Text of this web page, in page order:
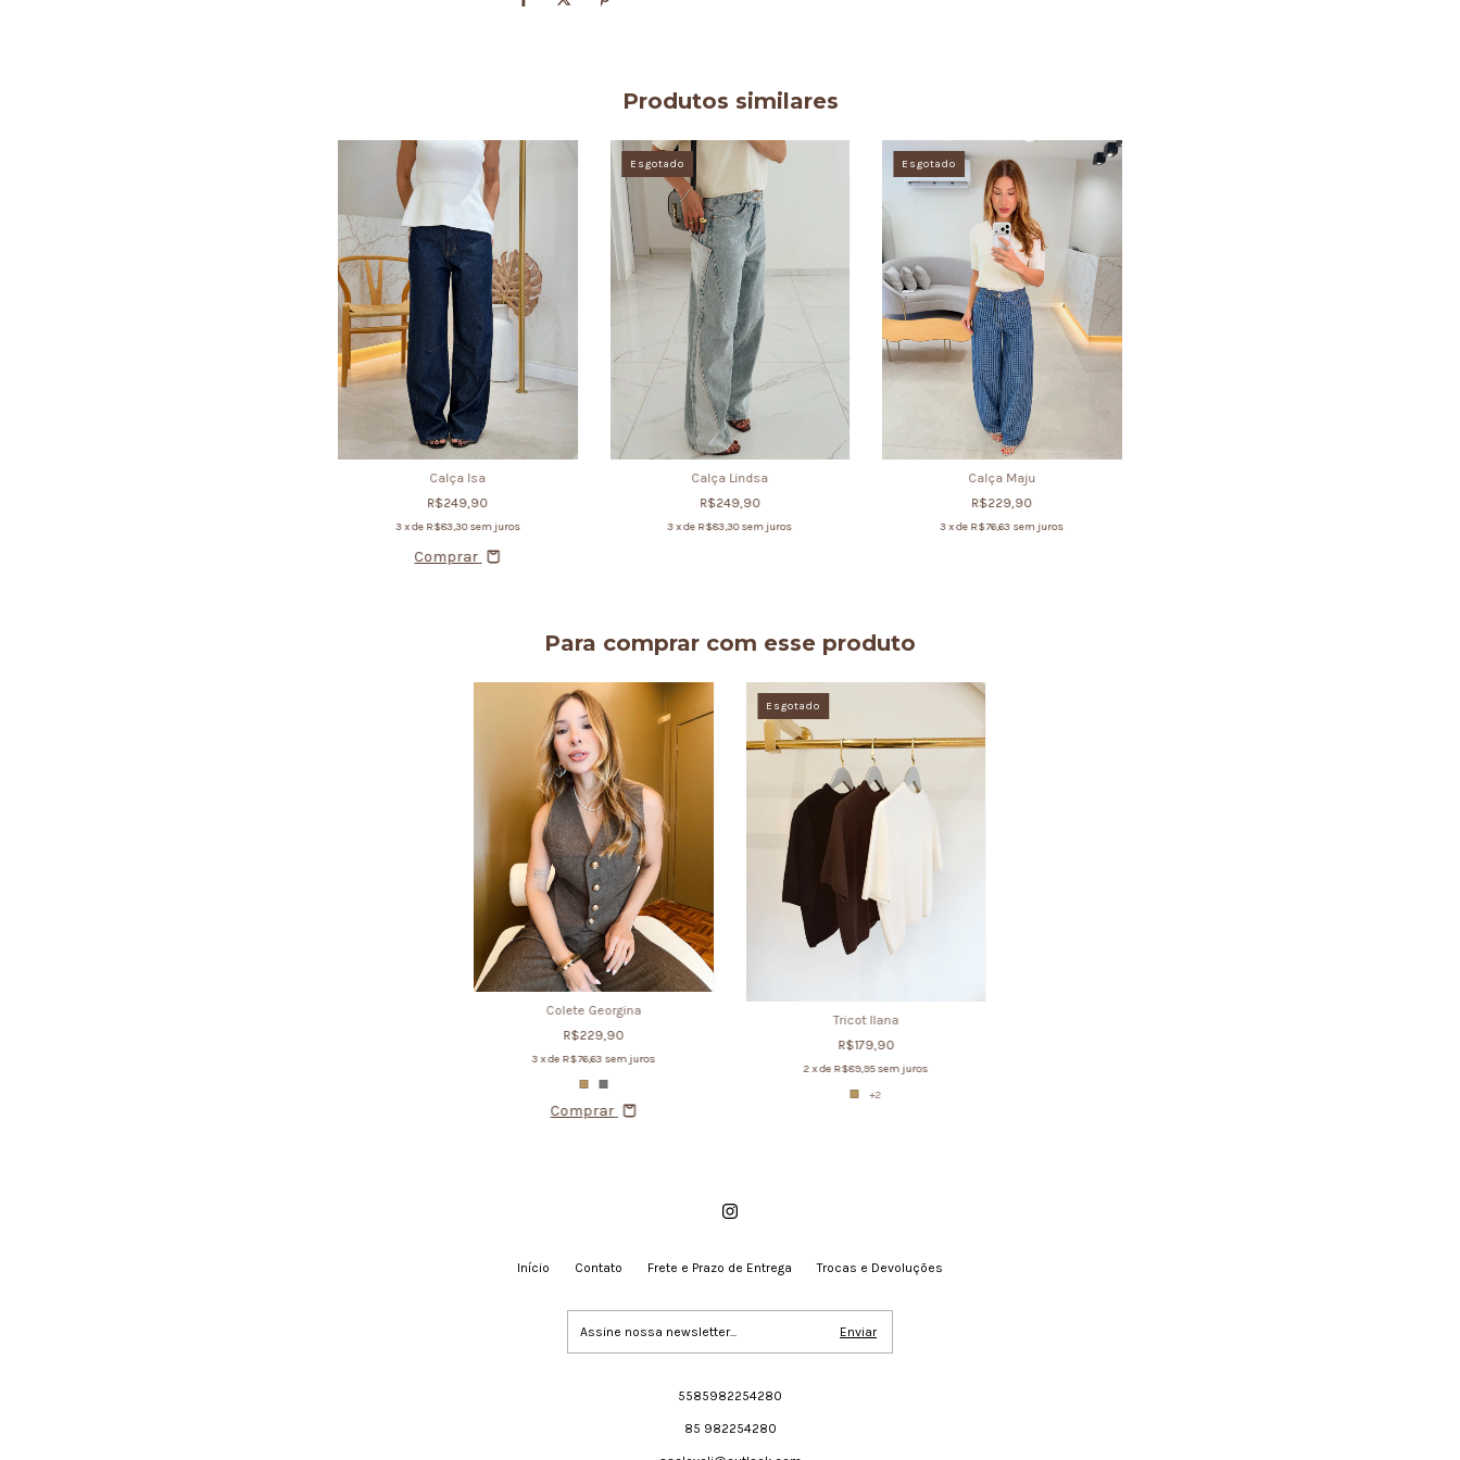
Produtos similares
Calça Isa
R$249,90
3x de R$83,30 sem juros
Comprar
Esgotado
Calça Lindsa
R$249,90
3 x de R$83,30 sem juros
Esgotado
Calça Maju
R$229,90
3 x de R$76,63 sem juros
Para comprar com esse produto
Colete Georgina
R$229,90
3 x de R$76,63 sem juros
Comprar
Esgotado
Tricot Ilana
R$179,90
2 x de R$89,95sem juros
+2
Início Contato Frete e Prazo de Entrega Trocas e Devoluções
5585982254280
85 982254280